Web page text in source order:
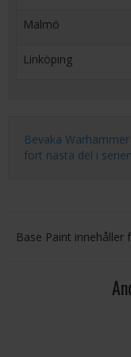
Malmö
Linköping
Bevaka
fort nästa del i
Base Paint innehåller